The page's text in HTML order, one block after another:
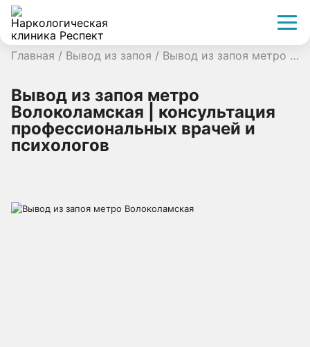
Главная / Вывод из запоя / Вывод из запоя метро Волоколамская | консультация профессиональных врачей и психологов
Вывод из запоя метро
Волоколамская | консультация
профессиональных врачей и
психологов